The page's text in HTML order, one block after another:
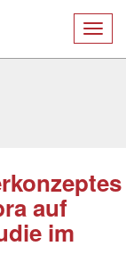
auf
im